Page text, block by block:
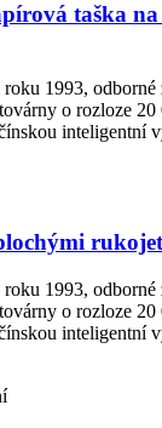
taška na
1993, odborné
o rozloze 20
inteligentní
1993, odborné
o rozloze 20
inteligentní